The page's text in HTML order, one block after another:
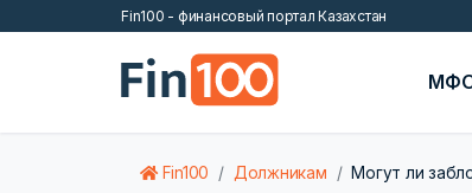
Fin100 - финансовый портал Казахстан
Fin100 Должникам Могут ли